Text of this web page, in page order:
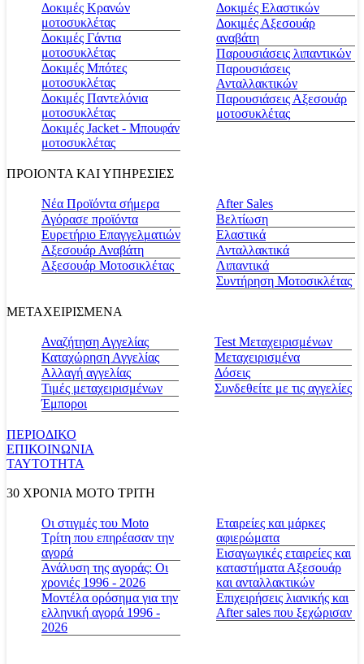
Δοκιμές Κρανών
μοτοσυκλέτας
Δοκιμές Γάντια
μοτοσυκλέτας
Δοκιμές Μπότες
μοτοσυκλέτας
Δοκιμές Παντελόνια
μοτοσυκλέτας
Δοκιμές Jacket - Μπουφάν
μοτοσυκλέτας
Δοκιμές Ελαστικών
Δοκιμές Αξεσουάρ
αναβάτη
Παρουσιάσεις λιπαντικών
Παρουσιάσεις
Ανταλλακτικών
Παρουσιάσεις Αξεσουάρ
μοτοσυκλέτας
ΠΡΟΙΟΝΤΑ ΚΑΙ ΥΠΗΡΕΣΙΕΣ
Νέα Προϊόντα σήμερα
Αγόρασε προϊόντα
Ευρετήριο Επαγγελματιών
Αξεσουάρ Αναβάτη
Αξεσουάρ Μοτοσικλέτας
Αfter Sales
Βελτίωση
Ελαστικά
Ανταλλακτικά
Λιπαντικά
Συντήρηση Μοτοσικλέτας
ΜΕΤΑΧΕΙΡΙΣΜΕΝΑ
Αναζήτηση Αγγελίας
Καταχώρηση Αγγελίας
Αλλαγή αγγελίας
Τιμές μεταχειρισμένων
Έμποροι
Test Μεταχειρισμένων
Μεταχειρισμένα
Δόσεις
Συνδεθείτε με τις αγγελίες
ΠΕΡΙΟΔΙΚΟ
ΕΠΙΚΟΙΝΩΝΙΑ
ΤΑΥΤΟΤΗΤΑ
30 ΧΡΟΝΙΑ MOTO ΤΡΙΤΗ
Οι στιγμές του Moto
Τρίτη που επηρέασαν την
αγορά
Ανάλυση της αγοράς: Οι
χρονιές 1996 - 2026
Μοντέλα ορόσημα για την
ελληνική αγορά 1996 -
2026
Εταιρείες και μάρκες
αφιερώματα
Εισαγωγικές εταιρείες και
καταστήματα Αξεσουάρ
και ανταλλακτικών
Επιχειρήσεις λιανικής και
After sales που ξεχώρισαν